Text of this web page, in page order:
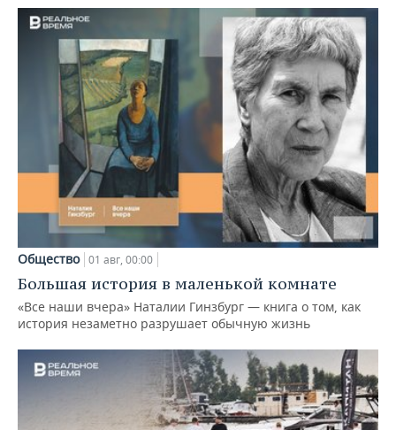
Общество 01 авг, 00:00
Большая история в маленькой комнате
«Все наши вчера» Наталии Гинзбург — книга о том, как
история незаметно разрушает обычную жизнь